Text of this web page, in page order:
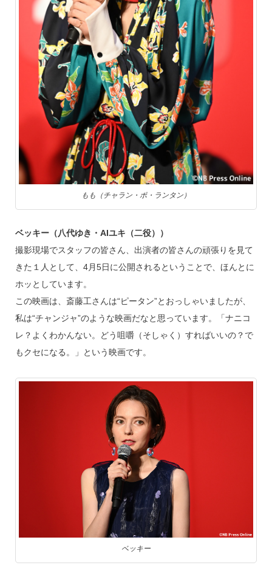
もも（チャラン・ポ・ランタン）
ベッキー（八代ゆき・AIユキ（二役））
撮影現場でスタッフの皆さん、出演者の皆さんの頑張りを見て
きた１人として、4月5日に公開されるということで、ほんとに
ホッとしています。
この映画は、斎藤工さんは“ピータン”とおっしゃいましたが、
私は“チャンジャ”のような映画だなと思っています。「ナニコ
レ？よくわかんない。どう咀嚼（そしゃく）すればいいの？で
もクセになる。」という映画です。
ベッキー